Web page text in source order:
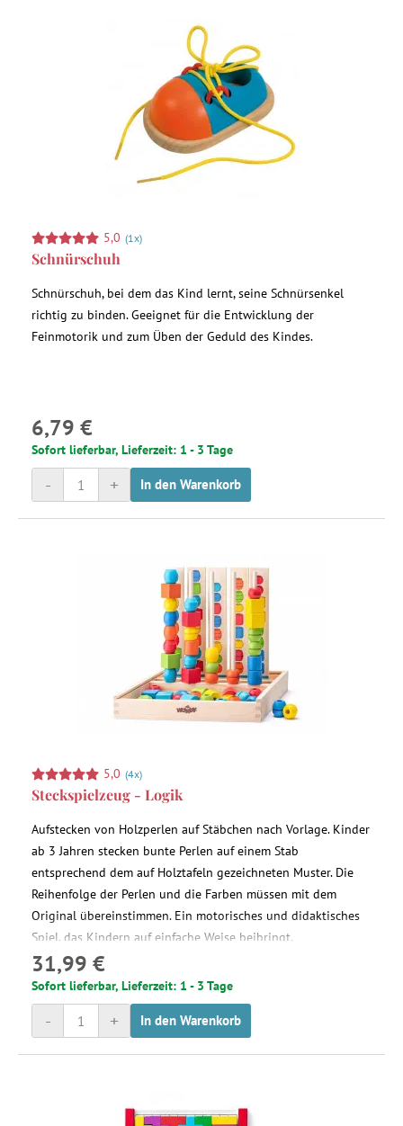
5,0 (1x)
Schnürschuh
Schnürschuh, bei dem das Kind lernt, seine Schnürsenkel
richtig zu binden. Geeignet für die Entwicklung der
Feinmotorik und zum Üben der Geduld des Kindes.
6,79 €
Sofort lieferbar, Lieferzeit: 1 - 3 Tage
+
- In den Warenkorb
5,0 (4x)
Steckspielzeug - Logik
Aufstecken von Holzperlen auf Stäbchen nach Vorlage. Kinder
ab 3 Jahren stecken bunte Perlen auf einem Stab
entsprechend dem auf Holztafeln gezeichneten Muster. Die
Reihenfolge der Perlen und die Farben müssen mit dem
Original übereinstimmen. Ein motorisches und didaktisches
Spiel, das Kindern auf einfache Weise beibringt,
grundlegende Farben und Formen zu Erkennen.
31,99 €
Sofort lieferbar, Lieferzeit: 1 - 3 Tage
+
- In den Warenkorb